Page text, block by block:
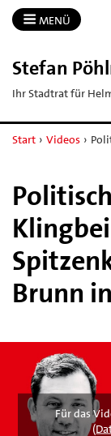
MENÜ
Stefan
Ihr Stadtrat für
Start › Videos ›
Brunn
Für das
(